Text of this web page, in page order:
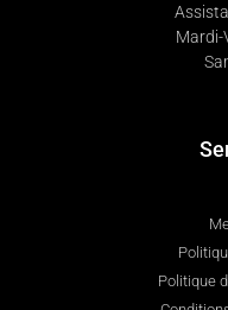
Mardi-
Politique